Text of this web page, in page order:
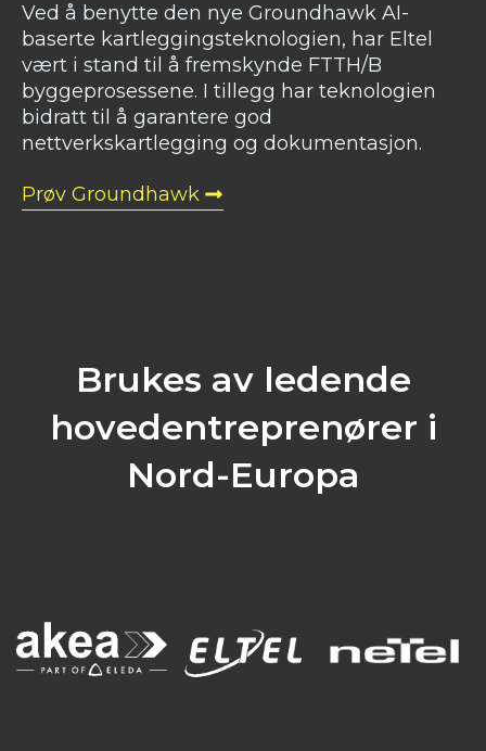
Ved å benytte den nye Groundhawk AI-
baserte kartleggingsteknologien, har Eltel
vært i stand til å fremskynde FTTH/B
byggeprosessene. I tillegg har teknologien
bidratt til å garantere god
nettverkskartlegging og dokumentasjon.
Prøv Groundhawk
Brukes av ledende
hovedentreprenører i
Nord-Europa